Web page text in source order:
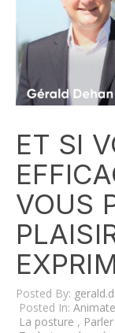
ET SI
VOUS
Posted By:
Posted In:
La posture ,